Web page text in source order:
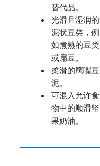
替代品。
光滑且湿润的
泥状豆类，例
如煮熟的豆类
或扁豆。
柔滑的鹰嘴豆
泥。
可混入允许食
物中的顺滑坚
果奶油。